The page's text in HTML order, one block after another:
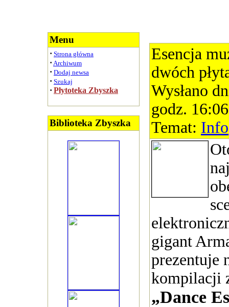
Menu
· Strona główna
· Archiwum
· Dodaj newsa
· Szukaj
· Płytoteka Zbyszka
Biblioteka Zbyszka
Esencja
dwóch
Wysłano
godz.
Temat: Info
gigant
prezentuje
kompilacji
„Dance